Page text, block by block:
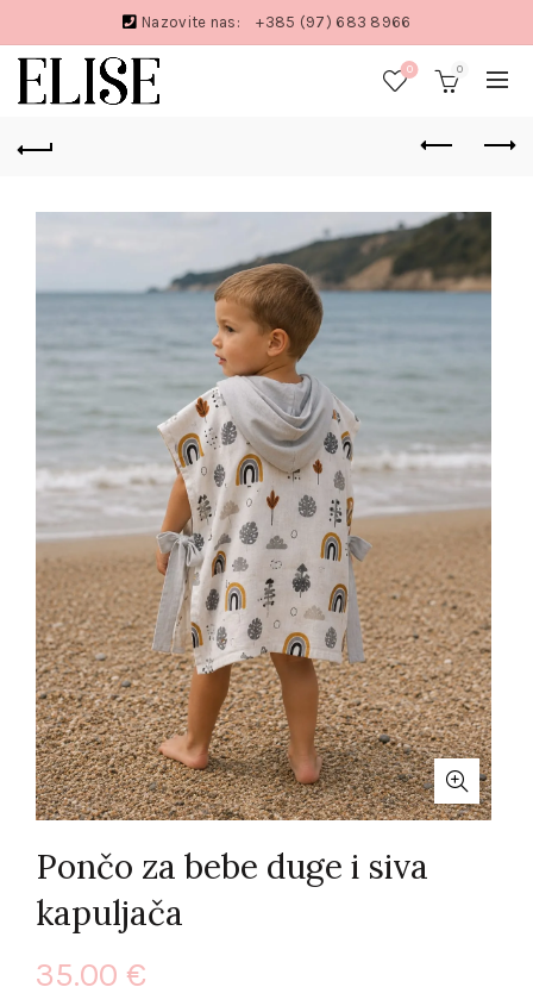
Nazovite nas: +385 (97) 683 8966
0 0
Pončo za bebe duge i siva
kapuljača
35.00 €